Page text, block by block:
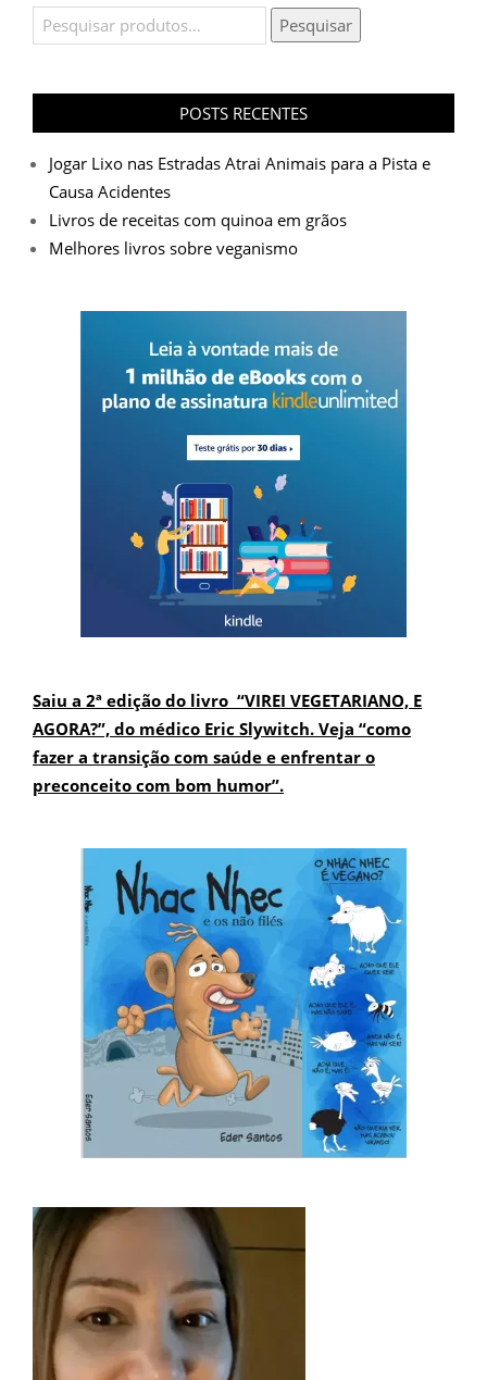
Pesquisar
por:
Pesquisar
POSTS RECENTES
Jogar Lixo nas Estradas Atrai Animais para a Pista e
Causa Acidentes
Livros de receitas com quinoa em grãos
Melhores livros sobre veganismo
Saiu a 2ª edição do livro “VIREI VEGETARIANO, E
AGORA?”, do médico Eric Slywitch. Veja “como
fazer a transição com saúde e enfrentar o
preconceito com bom humor”.